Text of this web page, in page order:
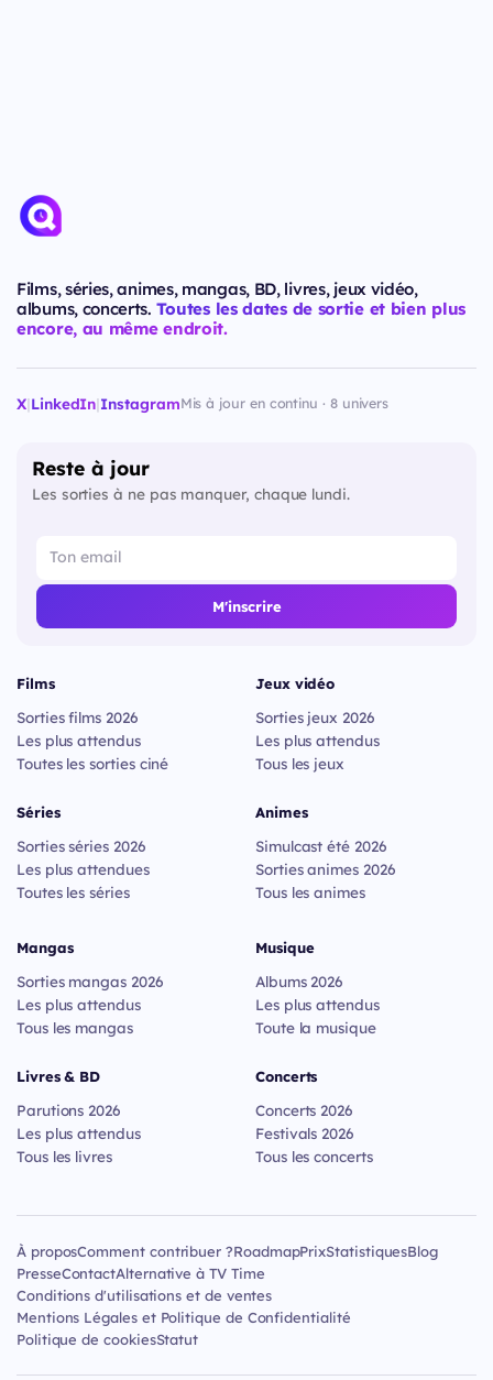
Films, séries, animes, mangas, BD, livres, jeux vidéo,
albums, concerts. Toutes les dates de sortie et bien plus
encore, au même endroit.
X|LinkedIn|InstagramMis à jour en continu · 8 univers
Reste à jour
Les sorties à ne pas manquer, chaque lundi.
M'inscrire
Films
Sorties films 2026
Les plus attendus
Toutes les sorties ciné
Séries
Sorties séries 2026
Les plus attendues
Toutes les séries
Jeux vidéo
Sorties jeux 2026
Les plus attendus
Tous les jeux
Animes
Simulcast été 2026
Sorties animes 2026
Tous les animes
Mangas
Sorties mangas 2026
Les plus attendus
Tous les mangas
Livres & BD
Parutions 2026
Les plus attendus
Tous les livres
Musique
Albums 2026
Les plus attendus
Toute la musique
Concerts
Concerts 2026
Festivals 2026
Tous les concerts
À proposComment contribuer ?RoadmapPrixStatistiquesBlog
PresseContactAlternative à TV Time
Conditions d'utilisations et de ventes
Mentions Légales et Politique de Confidentialité
Politique de cookiesStatut